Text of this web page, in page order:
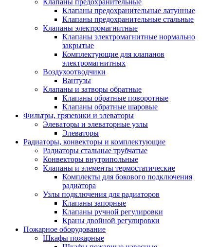
Клапаны предохранительные
Клапаны предохранительные латунные
Клапаны предохранительные стальные
Клапаны электромагнитные
Клапаны электромагнитные нормально
закрытые
Комплектующие для клапанов
электромагнитных
Воздухоотводчики
Вантузы
Клапаны и затворы обратные
Клапаны обратные поворотные
Клапаны обратные шаровые
Фильтры, грязевики и элеваторы
Элеваторы и элеваторные узлы
Элеваторы
Радиаторы, конвекторы и комплектующие
Радиаторы стальные трубчатые
Конвекторы внутрипольные
Клапаны и элементы термостатические
Комплекты для бокового подключения
радиатора
Узлы подключения для радиаторов
Клапаны запорные
Клапаны ручной регулировки
Краны двойной регулировки
Пожарное оборудование
Шкафы пожарные